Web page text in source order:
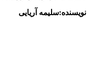
نویسنده:سلیمه آریایی